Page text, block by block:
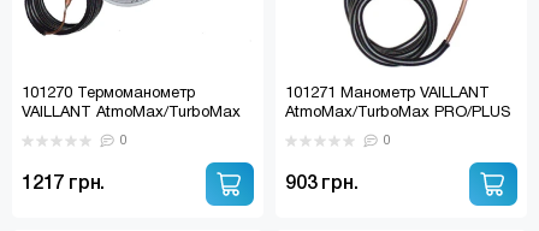
101270 Термоманометр
VAILLANT AtmoMax/TurboMax
0
1217 грн.
101271 Манометр VAILLANT
AtmoMax/TurboMax PRO/PLUS
0
903 грн.